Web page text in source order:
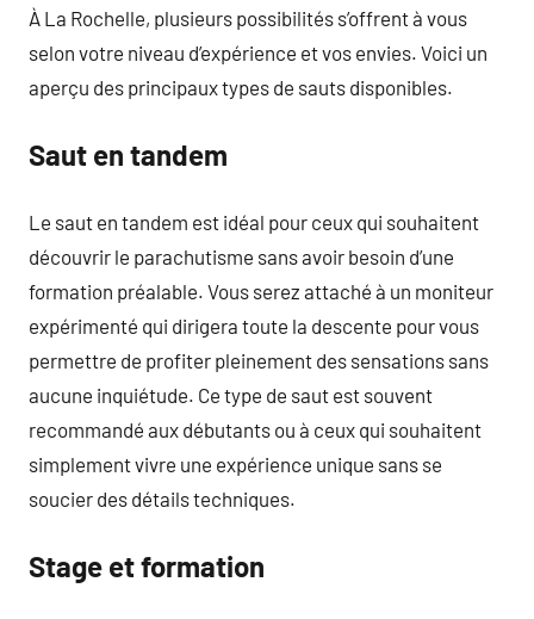
À La Rochelle, plusieurs possibilités s’offrent à vous
selon votre niveau d’expérience et vos envies. Voici un
aperçu des principaux types de sauts disponibles.
Saut en tandem
Le saut en tandem est idéal pour ceux qui souhaitent
découvrir le parachutisme sans avoir besoin d’une
formation préalable. Vous serez attaché à un moniteur
expérimenté qui dirigera toute la descente pour vous
permettre de profiter pleinement des sensations sans
aucune inquiétude. Ce type de saut est souvent
recommandé aux débutants ou à ceux qui souhaitent
simplement vivre une expérience unique sans se
soucier des détails techniques.
Stage et formation